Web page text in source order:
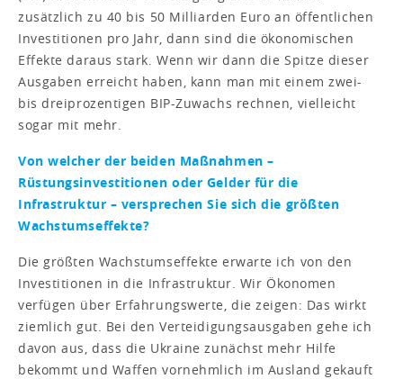
zusätzlich zu 40 bis 50 Milliarden Euro an öffentlichen
Investitionen pro Jahr, dann sind die ökonomischen
Effekte daraus stark. Wenn wir dann die Spitze dieser
Ausgaben erreicht haben, kann man mit einem zwei-
bis dreiprozentigen BIP-Zuwachs rechnen, vielleicht
sogar mit mehr.
Von welcher der beiden Maßnahmen –
Rüstungsinvestitionen oder Gelder für die
Infrastruktur – versprechen Sie sich die größten
Wachstumseffekte?
Die größten Wachstumseffekte erwarte ich von den
Investitionen in die Infrastruktur. Wir Ökonomen
verfügen über Erfahrungswerte, die zeigen: Das wirkt
ziemlich gut. Bei den Verteidigungsausgaben gehe ich
davon aus, dass die Ukraine zunächst mehr Hilfe
bekommt und Waffen vornehmlich im Ausland gekauft